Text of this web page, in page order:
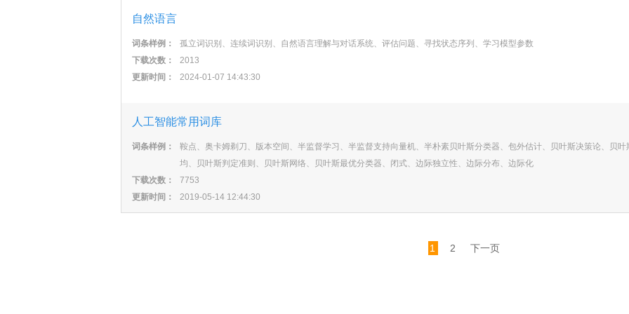
自然语言
词条样例：
孤立词识别、连续词识别、自然语言理解与对话系统、评估问题、寻找状态序列、学习模型参数
下载次数：
2013
更新时间：
2024-01-07 14:43:30
人工智能常用词库
词条样例：
鞍点、奥卡姆剃刀、版本空间、半监督学习、半监督支持向量机、半朴素贝叶斯分类器、包外估计、贝叶斯决策论、贝叶
均、贝叶斯判定准则、贝叶斯网络、贝叶斯最优分类器、闭式、边际独立性、边际分布、边际化
下载次数：
7753
更新时间：
2019-05-14 12:44:30
1 2 下一页